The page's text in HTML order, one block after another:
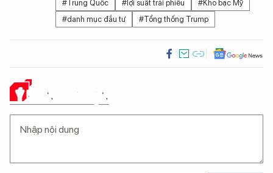
#Trung Quốc #lợi suất trái phiếu
#Kho bạc Mỹ
#danh mục đầu tư
#Tổng thống Trump
Ý KIẾN CỦA BẠN